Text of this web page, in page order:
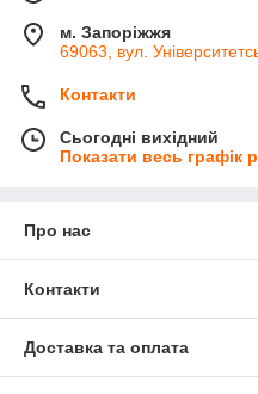
м. Запоріжжя
69063, вул.
Контакти
Сьогодні вихідний
Показати весь графік
Про нас
Контакти
Доставка та оплата